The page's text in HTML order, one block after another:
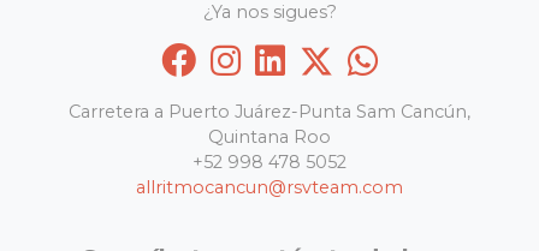
¿Ya nos sigues?
Carretera a Puerto Juárez-Punta Sam Cancún,
Quintana Roo
+52 998 478 5052
allritmocancun@rsvteam.com